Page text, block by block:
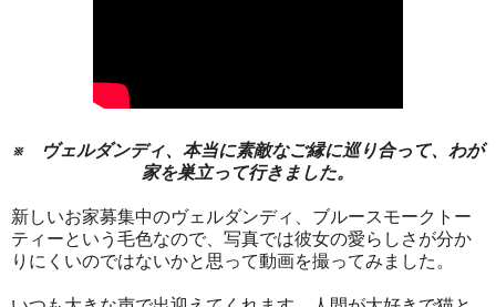
※ ヴェルダンディ、本当に素敵なご縁に巡り合って、わが
家を巣立って行きました。
新しいお家募集中のヴェルダンディ、ブルースモークトー
ティーという毛色なので、写真では彼女の愛らしさが分か
りにくいのではないかと思って動画を撮ってみました。